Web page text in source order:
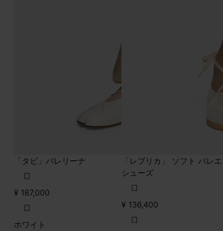
「タビ」バレリーナ
¥ 187,000
ホワイト
「レプリカ」 ソフト バレエ
シューズ
¥ 136,400